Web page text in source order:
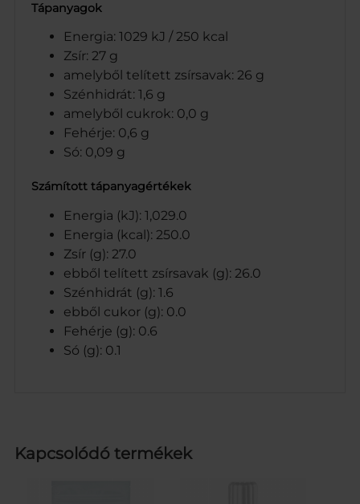
Tápanyagok
Energia: 1029 kJ / 250 kcal
Zsír: 27 g
amelyből telített zsírsavak: 26 g
Szénhidrát: 1,6 g
amelyből cukrok: 0,0 g
Fehérje: 0,6 g
Só: 0,09 g
Számított tápanyagértékek
Energia (kJ): 1,029.0
Energia (kcal): 250.0
Zsír (g): 27.0
ebből telített zsírsavak (g): 26.0
Szénhidrát (g): 1.6
ebből cukor (g): 0.0
Fehérje (g): 0.6
Só (g): 0.1
Kapcsolódó termékek